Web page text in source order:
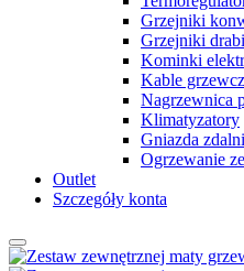
Grzejniki
Grzejniki
Kominki
Kable
Nagrzewnica
Klimatyzatory
Gniazda
Ogrzewanie
Outlet
Szczegóły konta